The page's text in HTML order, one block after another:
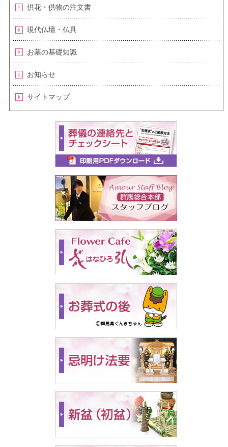
供花・供物の注文書
現代仏壇・仏具
お墓の基礎知識
お知らせ
サイトマップ